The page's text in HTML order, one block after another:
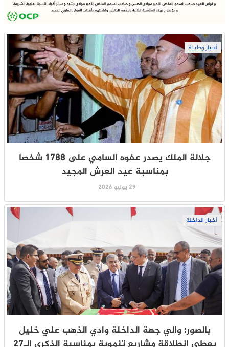
أخبار وطنية
جلالة الملك يصدر عفوه السامي على 1788 شخصا
بمناسبة عيد العرش المجيد
29 يوليو 2026
أخبار الداخلة
بالصور: والي جهة الداخلة وادي الذهب علي خليل